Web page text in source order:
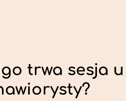
trwa sesja u